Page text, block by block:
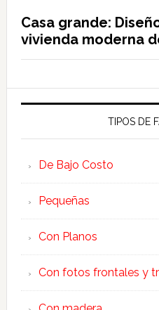
Casa grande:
vivienda moderna
TIPOS DE
De Bajo Costo
Pequeñas
Con Planos
Con fotos frontales y